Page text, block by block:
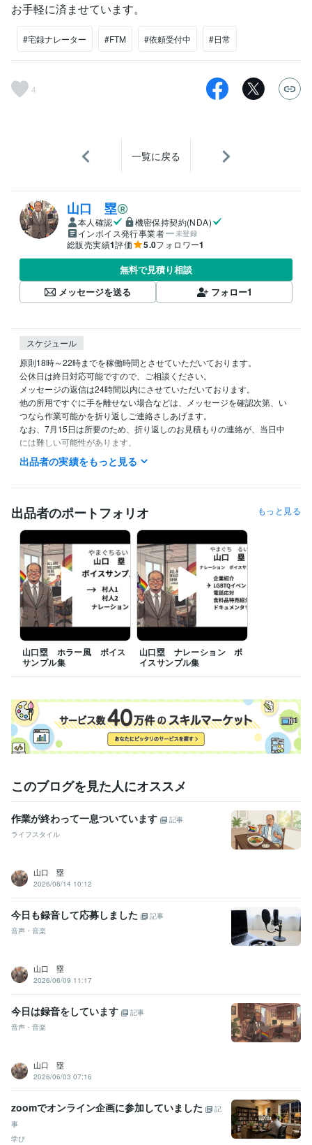
お手軽に済ませています。
#宅録ナレーター #FTM #依頼受付中 #日常
4
一覧に戻る
山口 塁
本人確認
機密保持契約(NDA)
インボイス発行事業者
未登録
総販売実績1評価 5.0フォロワー1
無料で見積り相談
メッセージを送る
フォロー1
スケジュール
原則18時～22時までを稼働時間とさせていただいております。
公休日は終日対応可能ですので、ご相談ください。
メッセージの返信は24時間以内にさせていただいております。
他の所用ですぐに手を離せない場合などは、メッセージを確認次第、い
つなら作業可能かを折り返しご連絡さしあげます。
なお、7月15日は所要のため、折り返しのお見積もりの連絡が、当日中
には難しい可能性があります。
それ以外の日であれば、メッセージを確認次第、お見積もりが可能で
す。
クリエイター / ライター・編集 経験年数 : 13年
クリエイター / 声優・ナレーター
ライフスタイル・その他 / イベント司会
経験年数 : 32年
資格・検定
普通自動車第一種運転免許 取得年 : 1995年
食品衛生責任者 取得年 : 2011年
丙種危険物取扱者 取得年 : 2011年
音楽制作・ナレーション ナレーション
音楽制作・ナレーション キャラクターボイス
出品者の実績をもっと見る
出品者のポートフォリオ もっと見る
山口塁 ホラー風 ボイス
サンプル集
山口塁 ナレーション ボ
イスサンプル集
このブログを見た人にオススメ
作業が終わって一息ついています
記事
ライフスタイル
山口 塁
2026/06/14 10:12
今日も録音して応募しました
記事
音声・音楽
山口 塁
2026/06/09 11:17
今日は録音をしています
記事
音声・音楽
山口 塁
2026/06/03 07:16
zoomでオンライン企画に参加していました
記
事
学び